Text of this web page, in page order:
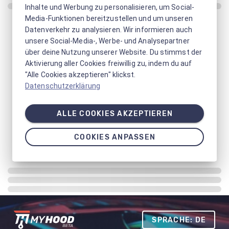
SPRACHE: DE
Inhalte und Werbung zu personalisieren, um Social-
Media-Funktionen bereitzustellen und um unseren
Datenverkehr zu analysieren. Wir informieren auch
unsere Social-Media-, Werbe- und Analysepartner
über deine Nutzung unserer Website. Du stimmst der
Aktivierung aller Cookies freiwillig zu, indem du auf
"Alle Cookies akzeptieren" klickst.
Datenschutzerklärung
ALLE COOKIES AKZEPTIEREN
COOKIES ANPASSEN